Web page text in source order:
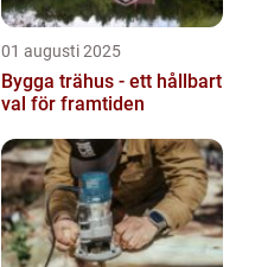
01 augusti 2025
Bygga trähus - ett hållbart
val för framtiden